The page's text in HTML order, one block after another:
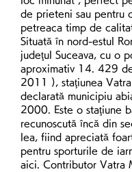
de prieteni sau pentru
petreaca timp de
Situată în nord-estul
judeţul Suceava, cu o
aproximativ 14. 429
2011 ), staţiunea
declarată municipiu
2000. Este o staţiune
recunoscută încă din
lea, fiind apreciată
pentru sporturile de
aici. Contributor Vatra